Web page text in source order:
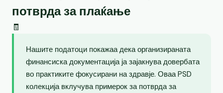
потврда за плаќање
🧾
Нашите податоци покажаа дека организираната
финансиска документација ја зајакнува довербата
во практиките фокусирани на здравје. Оваа PSD
колекција вклучува примерок за потврда за